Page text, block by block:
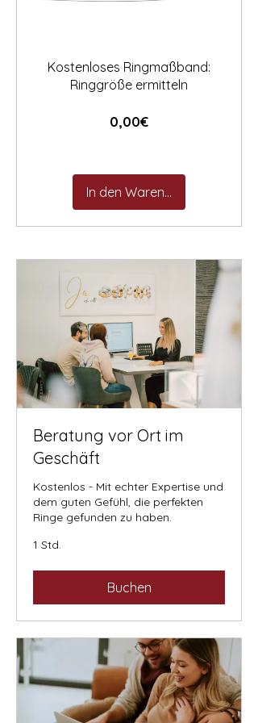
Kostenloses Ringmaßband:
Ringgröße ermitteln
0,00€Preis
In den Warenkorb
Beratung vor Ort im
Geschäft
Kostenlos - Mit echter Expertise und
dem guten Gefühl, die perfekten
Ringe gefunden zu haben.
1 Std.
Buchen